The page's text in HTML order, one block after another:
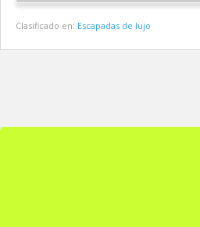
Clasificado en: Escapadas de lujo